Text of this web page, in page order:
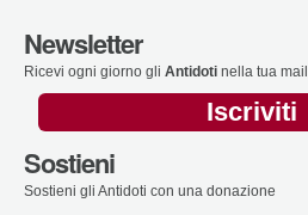
Newsletter
Ricevi ogni giorno gli Antidoti nella tua mail
Iscriviti
Sostieni
Sostieni gli Antidoti con una donazione